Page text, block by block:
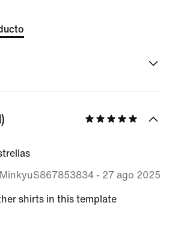
MinkyuS867853834- 27 ago 2025
shirts in this template